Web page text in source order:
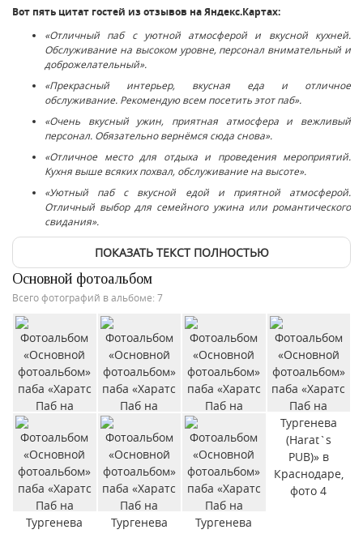
Вот пять цитат гостей из отзывов на Яндекс.Картах:
«Отличный паб с уютной атмосферой и вкусной кухней.
Обслуживание на высоком уровне, персонал внимательный и
доброжелательный».
«Прекрасный интерьер, вкусная еда и отличное
обслуживание. Рекомендую всем посетить этот паб».
«Очень вкусный ужин, приятная атмосфера и вежливый
персонал. Обязательно вернёмся сюда снова».
«Отличное место для отдыха и проведения мероприятий.
Кухня выше всяких похвал, обслуживание на высоте».
«Уютный паб с вкусной едой и приятной атмосферой.
Отличный выбор для семейного ужина или романтического
свидания».
ПОКАЗАТЬ ТЕКСТ ПОЛНОСТЬЮ
Основной фотоальбом
Всего фотографий в альбоме: 7